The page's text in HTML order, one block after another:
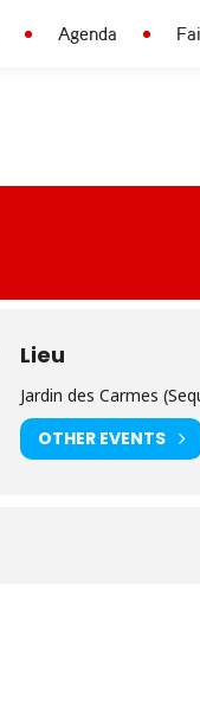
Agenda
Lieu
Jardin des Carmes
OTHER EVENTS